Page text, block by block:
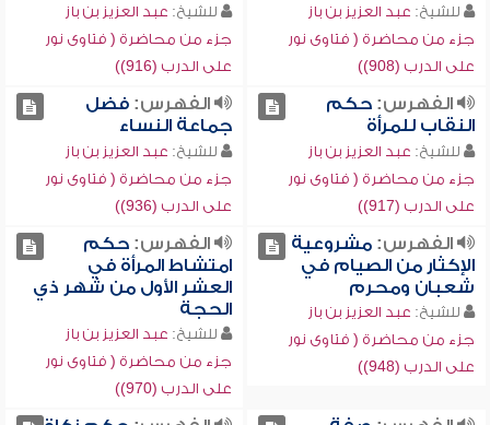
للشيخ: عبد العزيز بن باز
جزء من محاضرة ( فتاوى نور
على الدرب (908))
للشيخ: عبد العزيز بن باز
جزء من محاضرة ( فتاوى نور
على الدرب (916))
الفهرس:حكم
النقاب للمرأة
للشيخ: عبد العزيز بن باز
جزء من محاضرة ( فتاوى نور
على الدرب (917))
الفهرس:فضل
جماعة النساء
للشيخ: عبد العزيز بن باز
جزء من محاضرة ( فتاوى نور
على الدرب (936))
الفهرس:مشروعية
الإكثار من الصيام في
شعبان ومحرم
للشيخ: عبد العزيز بن باز
جزء من محاضرة ( فتاوى نور
على الدرب (948))
الفهرس:حكم
امتشاط المرأة في
العشر الأول من شهر ذي
الحجة
للشيخ: عبد العزيز بن باز
جزء من محاضرة ( فتاوى نور
على الدرب (970))